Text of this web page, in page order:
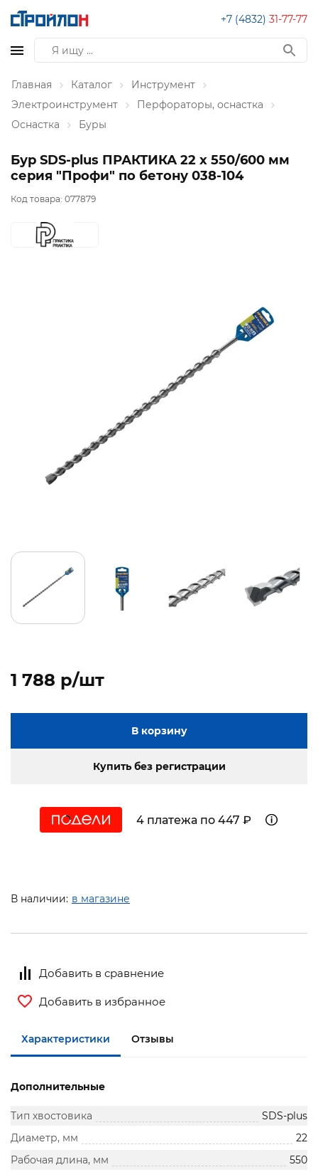
+7 (4832) 31-77-77
Главная Каталог
Инструмент
Электроинструмент
Перфораторы, оснастка
Оснастка
Буры
Бур SDS-plus ПРАКТИКА 22 х 550/600 мм
серия "Профи" по бетону 038-104
Код товара: 077879
1 788 p/шт
В корзину
Купить без регистрации
4 платежа по 447 ₽
В наличии: в магазине
Добавить в сравнение
Добавить в избранное
Характеристики Отзывы
Дополнительные
Тип хвостовика
SDS-plus
Диаметр, мм
22
Рабочая длина, мм
550